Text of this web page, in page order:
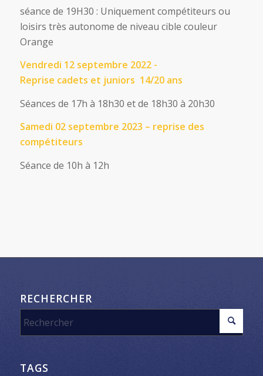
séance de 19H30 : Uniquement compétiteurs ou
loisirs très autonome de niveau cible couleur
Orange
Vendredi 12 septembre 2022 -
Reprise cadets et juniors 14/20 ans
Séances de 17h à 18h30 et de 18h30 à 20h30
Samedi 02 septembre 2023 – reprise des
compétiteurs
Séance de 10h à 12h
RECHERCHER
TAGS